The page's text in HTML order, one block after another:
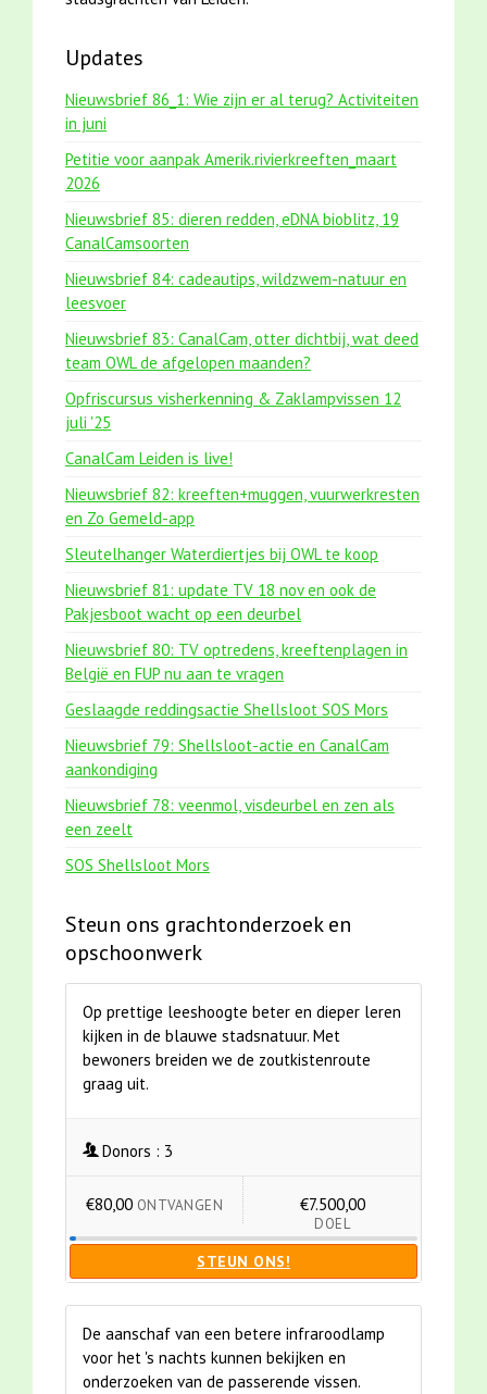
Updates
Nieuwsbrief 86_1: Wie zijn er al terug? Activiteiten
in juni
Petitie voor aanpak Amerik.rivierkreeften_maart
2026
Nieuwsbrief 85: dieren redden, eDNA bioblitz, 19
CanalCamsoorten
Nieuwsbrief 84: cadeautips, wildzwem-natuur en
leesvoer
Nieuwsbrief 83: CanalCam, otter dichtbij, wat deed
team OWL de afgelopen maanden?
Opfriscursus visherkenning & Zaklampvissen 12
juli '25
CanalCam Leiden is live!
Nieuwsbrief 82: kreeften+muggen, vuurwerkresten
en Zo Gemeld-app
Sleutelhanger Waterdiertjes bij OWL te koop
Nieuwsbrief 81: update TV 18 nov en ook de
Pakjesboot wacht op een deurbel
Nieuwsbrief 80: TV optredens, kreeftenplagen in
België en FUP nu aan te vragen
Geslaagde reddingsactie Shellsloot SOS Mors
Nieuwsbrief 79: Shellsloot-actie en CanalCam
aankondiging
Nieuwsbrief 78: veenmol, visdeurbel en zen als
een zeelt
SOS Shellsloot Mors
Steun ons grachtonderzoek en
opschoonwerk
Op prettige leeshoogte beter en dieper leren
kijken in de blauwe stadsnatuur. Met
bewoners breiden we de zoutkistenroute
graag uit.
Donors : 3
€80,00 ONTVANGEN €7.500,00
DOEL
STEUN ONS!
De aanschaf van een betere infraroodlamp
voor het 's nachts kunnen bekijken en
onderzoeken van de passerende vissen.